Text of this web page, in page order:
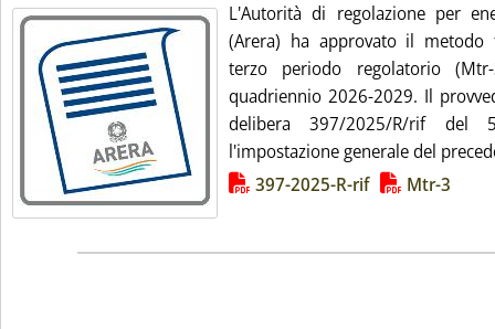
L'Autorità di regolazione per
(Arera) ha approvato il
terzo periodo regolatorio
quadriennio 2026-2029. Il
delibera 397/2025/R/rif del
l'impostazione generale del
Lista allegati PDF alla notizia
397-2025-R-rif Mtr-3